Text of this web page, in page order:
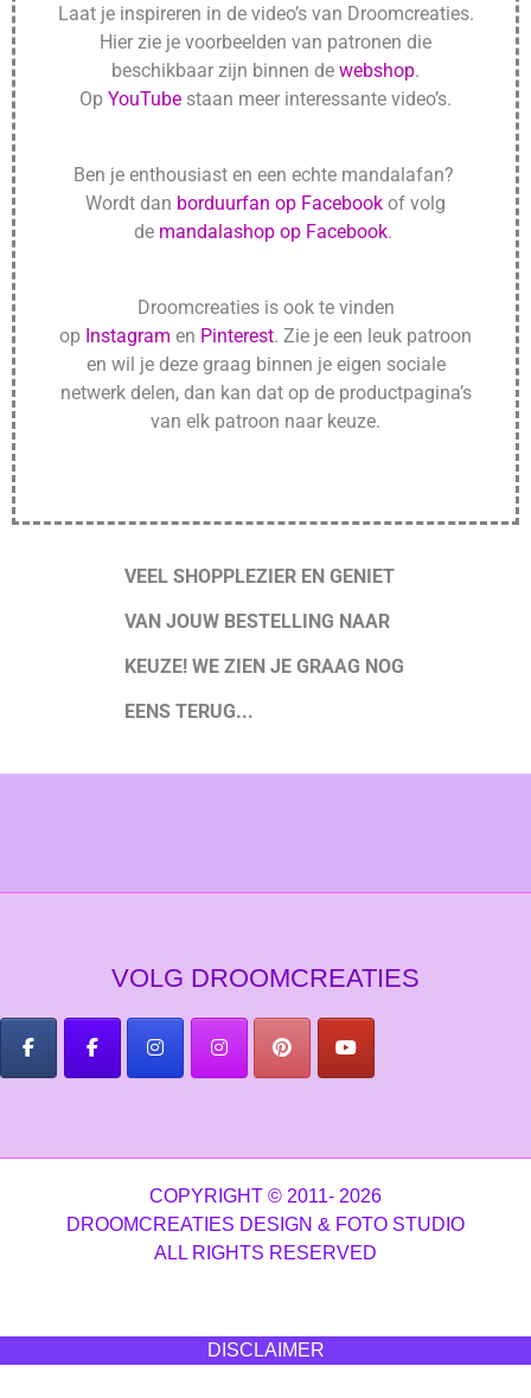
Laat je inspireren in de video’s van Droomcreaties.
Hier zie je voorbeelden van patronen die
beschikbaar zijn binnen de webshop.
Op YouTube staan meer interessante video’s.
Ben je enthousiast en een echte mandalafan?
Wordt dan borduurfan op Facebook of volg
de mandalashop op Facebook.
Droomcreaties is ook te vinden
op Instagram en Pinterest. Zie je een leuk patroon
en wil je deze graag binnen je eigen sociale
netwerk delen, dan kan dat op de productpagina’s
van elk patroon naar keuze.
VEEL SHOPPLEZIER EN GENIET
VAN JOUW BESTELLING NAAR
KEUZE! WE ZIEN JE GRAAG NOG
EENS TERUG...
VOLG DROOMCREATIES
COPYRIGHT © 2011- 2026
DROOMCREATIES DESIGN & FOTO STUDIO
ALL RIGHTS RESERVED
DISCLAIMER